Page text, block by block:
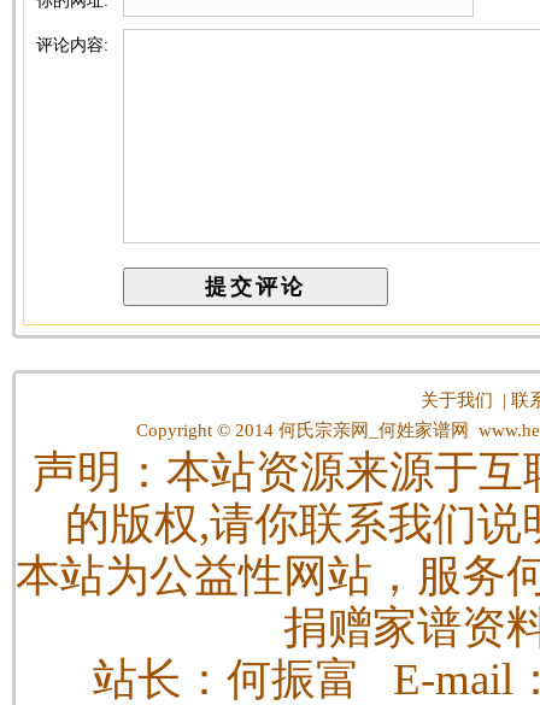
评论内容:
关于我们 |联
Copyright © 2014 何氏宗亲网_何姓家谱网
声明：本站资源来源于
的版权,请你联系我们
本站为公益性网站，服务
捐赠家谱资
站长：何振富 E-mail